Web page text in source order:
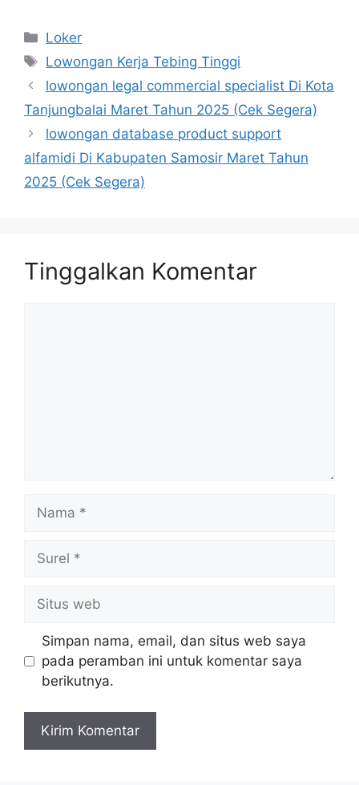
Kategori
Loker
Tag
Lowongan Kerja Tebing Tinggi
lowongan legal commercial specialist Di Kota
Tanjungbalai Maret Tahun 2025 (Cek Segera)
lowongan database product support
alfamidi Di Kabupaten Samosir Maret Tahun
2025 (Cek Segera)
Tinggalkan Komentar
Nama
Surel
Situs
web
Simpan nama, email, dan situs web saya
pada peramban ini untuk komentar saya
berikutnya.